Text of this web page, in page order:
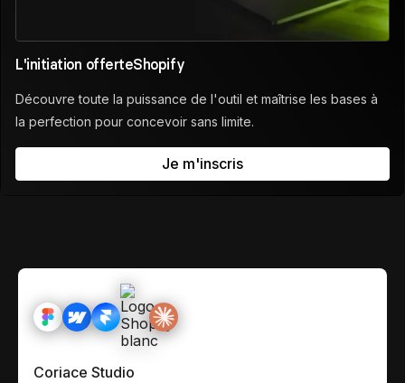
L'initiation offerteShopify
Découvre toute la puissance de l'outil et maîtrise les bases à
la perfection pour concevoir sans limite.
Je m'inscris
Coriace Studio